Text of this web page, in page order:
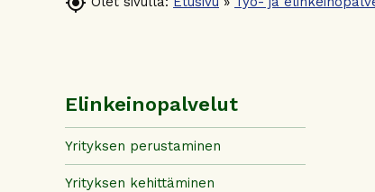
Elinkeinopalvelut
Yrityksen perustaminen
Yrityksen kehittäminen